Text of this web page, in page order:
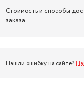
Стоимость и способы
заказа.
Нашли ошибку на сайте?